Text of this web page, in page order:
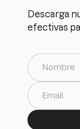
Descarga
efectivas